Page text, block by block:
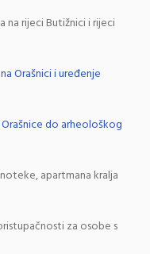
rijeci Butižnici i rijeci
Orašnici i uređenje
do arheološkog
apartmana kralja
za osobe s